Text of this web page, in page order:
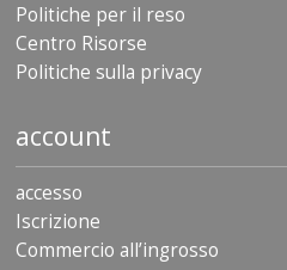
Politiche per il reso
Centro Risorse
Politiche sulla privacy
account
accesso
Iscrizione
Commercio all’ingrosso